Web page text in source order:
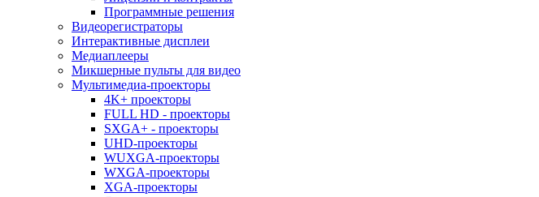
Программные решения
Видеорегистраторы
Интерактивные дисплеи
Медиаплееры
Микшерные пульты для видео
Мультимедиа-проекторы
4K+ проекторы
FULL HD - проекторы
SXGA+ - проекторы
UHD-проекторы
WUXGA-проекторы
WXGA-проекторы
XGA-проекторы